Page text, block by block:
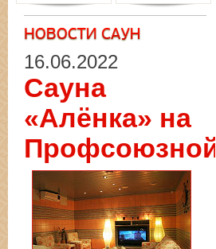
16.06.2022
Сауна
«Алёнка» на
Профсоюзной